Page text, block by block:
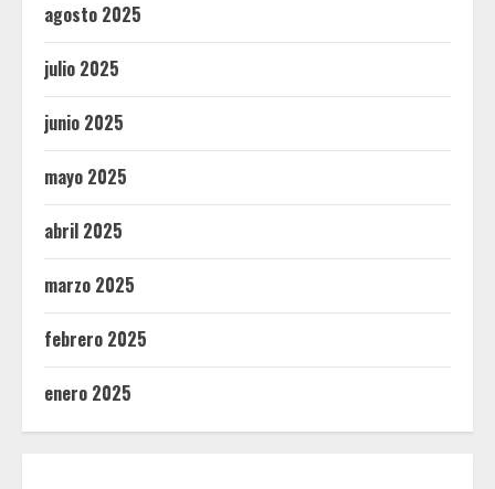
agosto 2025
julio 2025
junio 2025
mayo 2025
abril 2025
marzo 2025
febrero 2025
enero 2025